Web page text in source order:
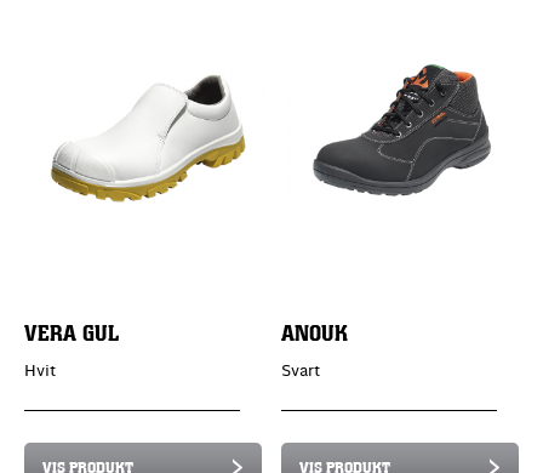
VERA GUL
Hvit
VIS PRODUKT
ANOUK
Svart
VIS PRODUKT